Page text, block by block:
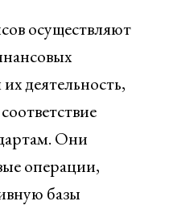
осуществляют
деятельность,
Они
операции,
базы